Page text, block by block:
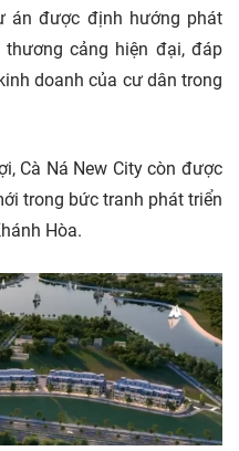
án được định hướng phát
cảng hiện đại, đáp
doanh của cư dân trong
Cà Ná New City còn được
trong bức tranh phát triển
Hòa.